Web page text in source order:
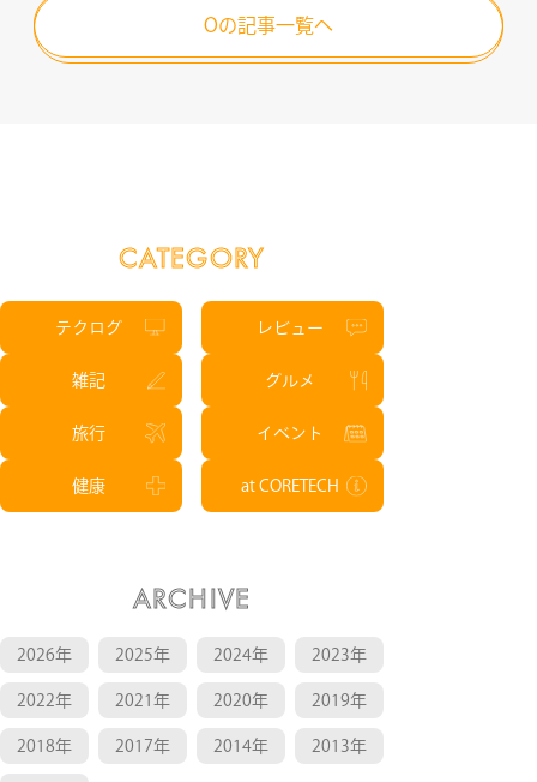
CATEGORY
テクログ レビュー
雑記 グルメ
旅行 イベント
健康 at CORETECH
ARCHIVE
2026年 2025年 2024年 2023年
2022年 2021年 2020年 2019年
2018年 2017年 2014年 2013年
Oの記事一覧へ